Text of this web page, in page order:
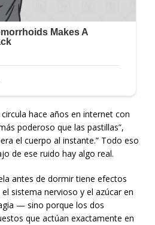
hace años en internet con
poderoso que las pastillas”,
el cuerpo al instante.” Todo eso
de ese ruido hay algo real.
antes de dormir tiene efectos
sistema nervioso y el azúcar en
— sino porque los dos
que actúan exactamente en